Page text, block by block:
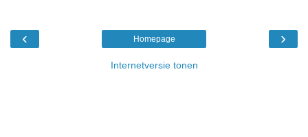
‹ ›
Homepage
Internetversie tonen